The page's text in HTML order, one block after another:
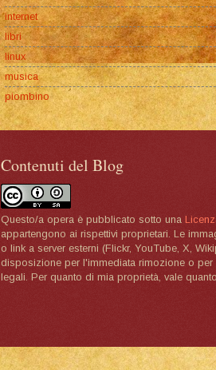
internet
libri
linux
musica
piombino
Contenuti del Blog
Questo/a opera è pubblicato sotto una
appartengono ai rispettivi proprietari. Le
o link a server esterni (Flickr, YouTube, X,
disposizione per l'immediata rimozione o
legali. Per quanto di mia proprietà, vale